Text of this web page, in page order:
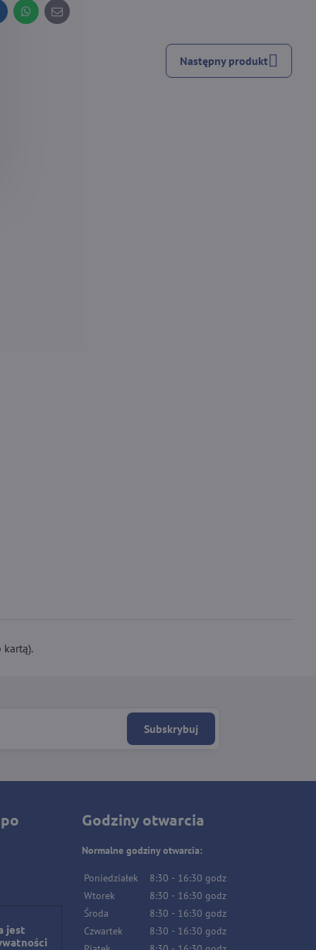
WhatsApp
E-
mail
Następny produkt
Subskrybuj
jest
Godziny otwarcia
Normalne godziny otwarcia:
Poniedziałek 8:30 - 16:30 godz
Wtorek
8:30 - 16:30 godz
Środa
8:30 - 16:30 godz
Czwartek
8:30 - 16:30 godz